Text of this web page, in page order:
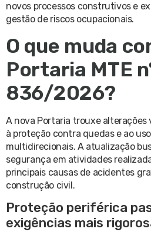
novos processos construtivos e
gestão de riscos ocupacionais.
O que muda
Portaria MTE
836/2026?
A nova Portaria trouxe
à proteção contra quedas e ao
multidirecionais. A atualização
segurança em atividades
principais causas de acidentes
construção civil.
Proteção periférica
exigências mais